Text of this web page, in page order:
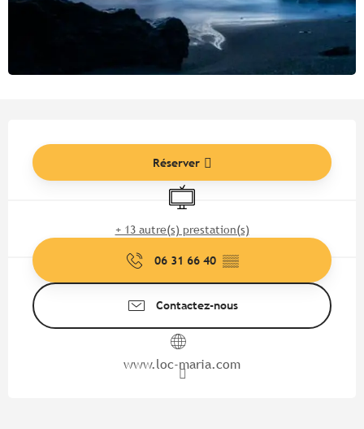
Réserver
Télévision
+ 13 autre(s) prestation(s)
06 31 66 40 ▒▒
Contactez-nous
www.loc-maria.com